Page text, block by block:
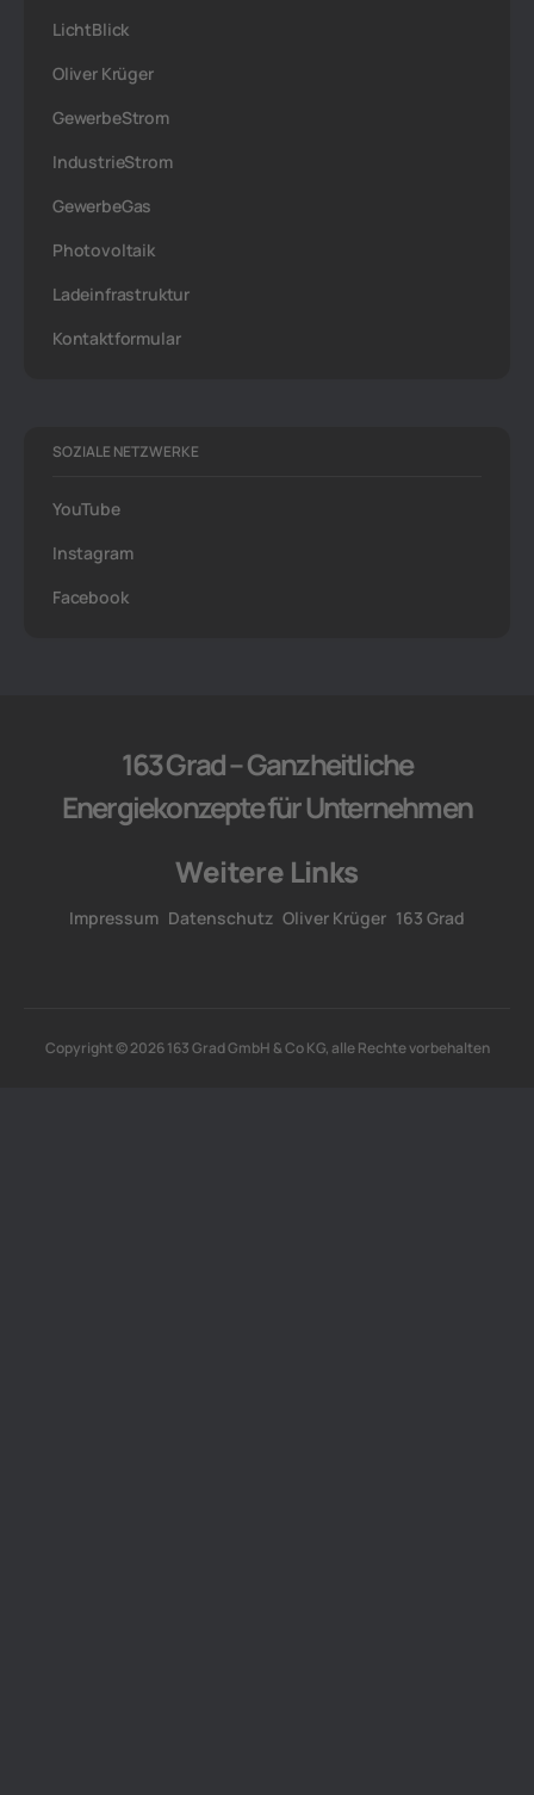
LichtBlick
Oliver Krüger
GewerbeStrom
IndustrieStrom
GewerbeGas
Photovoltaik
Ladeinfrastruktur
Kontaktformular
SOZIALE NETZWERKE
YouTube
Instagram
Facebook
163 Grad – Ganzheitliche
Energiekonzepte für Unternehmen
Weitere Links
Impressum Datenschutz Oliver Krüger 163 Grad
Copyright © 2026 163 Grad GmbH & Co KG, alle Rechte vorbehalten